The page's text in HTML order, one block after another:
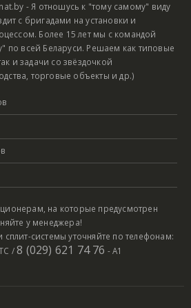
- Я отношусь к "тому самому" виду
с бригадами на установки и
Более 15 лет мы с командой
по всей Беларуси. Решаем как типовые
и задачи со звёздочкой
торговые объекты и др.)
на которые предусмотрен
у менеджера!
системы уточняйте по телефонам:
/8 (029) 621 74 76 - А1